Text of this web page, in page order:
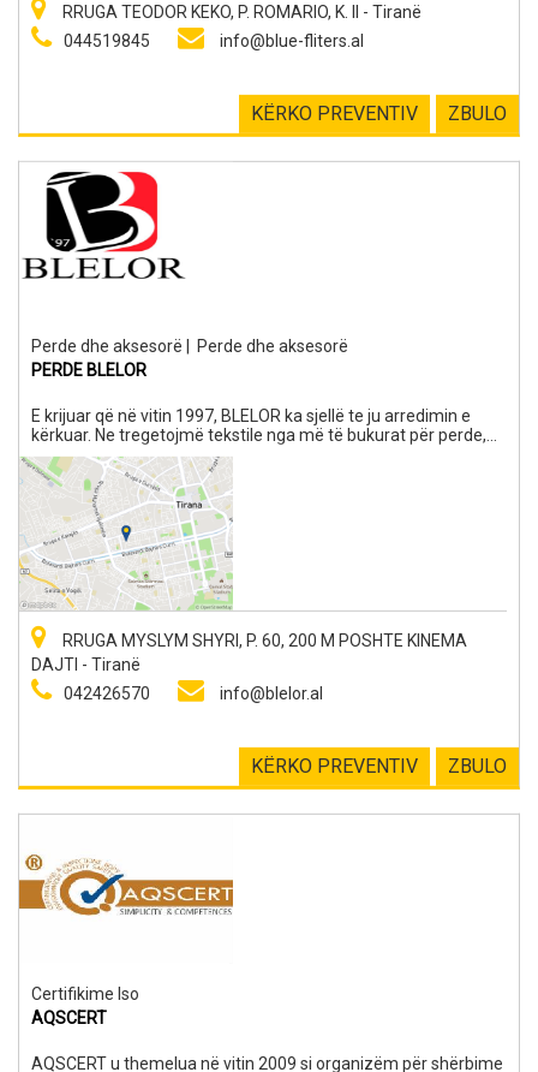
RRUGA TEODOR KEKO, P. ROMARIO, K. II - Tiranë
044519845
info@blue-fliters.al
ZBULO
KËRKO PREVENTIV
Perde dhe aksesorë
Perde dhe aksesorë
PERDE BLELOR
E krijuar që në vitin 1997, BLELOR ka sjellë te ju arredimin e
kërkuar. Ne tregetojmë tekstile nga më të bukurat për perde,
krevate, divane etj., që e kthejnë ambientin tuaj në një oaz të
vërtetë. Punimet tona i karakterizon gjithmonë eleganca, luksi,
kualiteti, inovacioni. Ekipi ynë viziton çdo vit panairet më të
mëdhenj të tekstileve në gjithë botën, për të sjellë tek ju
tendencat dhe zhvillimet më të fundit. Materialet e tekstileve
që ne tregtojmë janë pambuk, lino, mëndafsh, akrilik etj.
Vizitoni dyqanet tona për të kompletuar shtëpi, vila, hotele,
zyra, bare dhe restorante. Mos hezitoni! Profesionalizmi ynë
do të sjell kënaqësinë tuaj!
RRUGA MYSLYM SHYRI, P. 60, 200 M POSHTE KINEMA
DAJTI - Tiranë
042426570
info@blelor.al
ZBULO
KËRKO PREVENTIV
Certifikime Iso
AQSCERT
AQSCERT u themelua në vitin 2009 si organizëm për shërbime